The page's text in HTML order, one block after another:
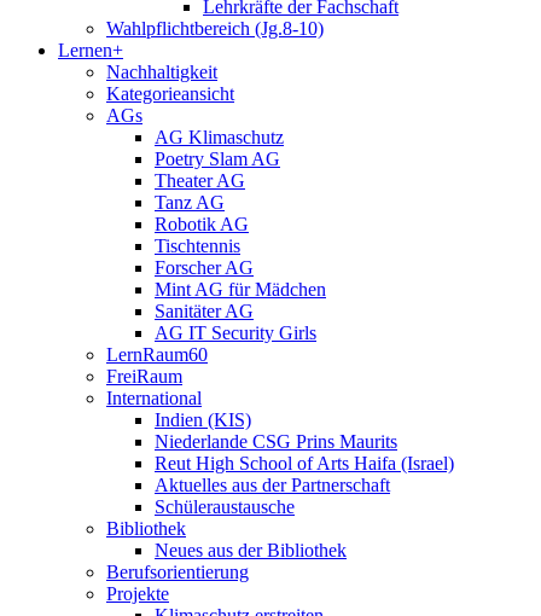
Lehrkräfte der Fachschaft
Wahlpflichtbereich (Jg.8-10)
Lernen+
Nachhaltigkeit
Kategorieansicht
AGs
AG Klimaschutz
Poetry Slam AG
Theater AG
Tanz AG
Robotik AG
Tischtennis
Forscher AG
Mint AG für Mädchen
Sanitäter AG
AG IT Security Girls
LernRaum60
FreiRaum
International
Indien (KIS)
Niederlande CSG Prins Maurits
Reut High School of Arts Haifa (Israel)
Aktuelles aus der Partnerschaft
Schüleraustausche
Bibliothek
Neues aus der Bibliothek
Berufsorientierung
Projekte